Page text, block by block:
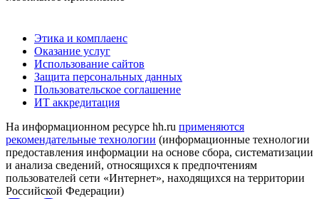
Этика и комплаенс
Оказание услуг
Использование сайтов
Защита персональных данных
Пользовательское соглашение
ИТ аккредитация
На информационном ресурсе hh.ru применяются
рекомендательные технологии (информационные технологии
предоставления информации на основе сбора, систематизации
и анализа сведений, относящихся к предпочтениям
пользователей сети «Интернет», находящихся на территории
Российской Федерации)